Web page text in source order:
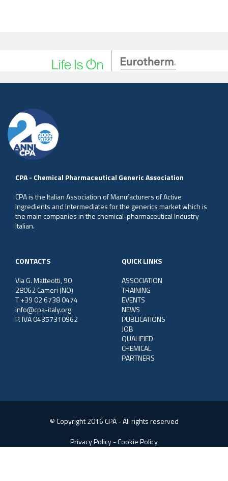
CPA - Chemical Pharmaceutical Generic Association
CPA is the Italian Association of Manufacturers of Active
Ingredients and Intermediates for the generics market which is
the main companies in the chemical-pharmaceutical Industry
Italian.
CONTACTS
Via G. Matteotti, 90
28062 Cameri (NO)
T +39 02 6738 0474
info@cpa-italy.org
P. IVA 04357310962
QUICK LINKS
ASSOCIATION
TRAINING
EVENTS
NEWS
PUBLICATIONS
JOB
QUALIFIED
CHEMICAL
PARTNERS
© Copyright 2016 CPA - All rights reserved
Privacy Policy-Cookie Policy